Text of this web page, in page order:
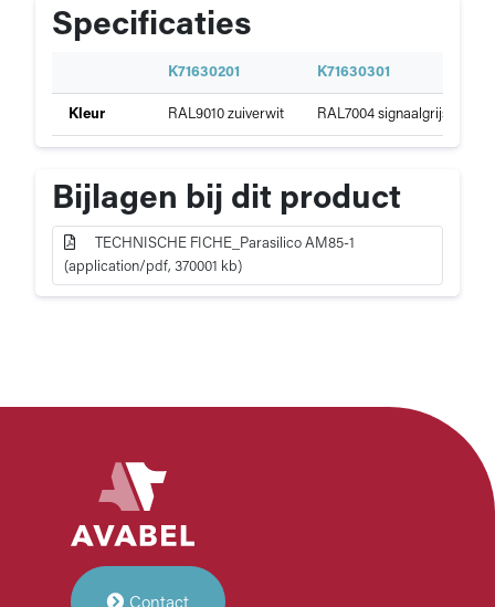
Specificaties
Specificaties
Parasilico
p
e
f
i
c
a
K71630201 K71630301
Kleur RAL9010 zuiverwit RAL7004 signaalgrijs
Bijlagen bij dit product
TECHNISCHE FICHE_Parasilico AM85-1
(application/pdf, 370001 kb)